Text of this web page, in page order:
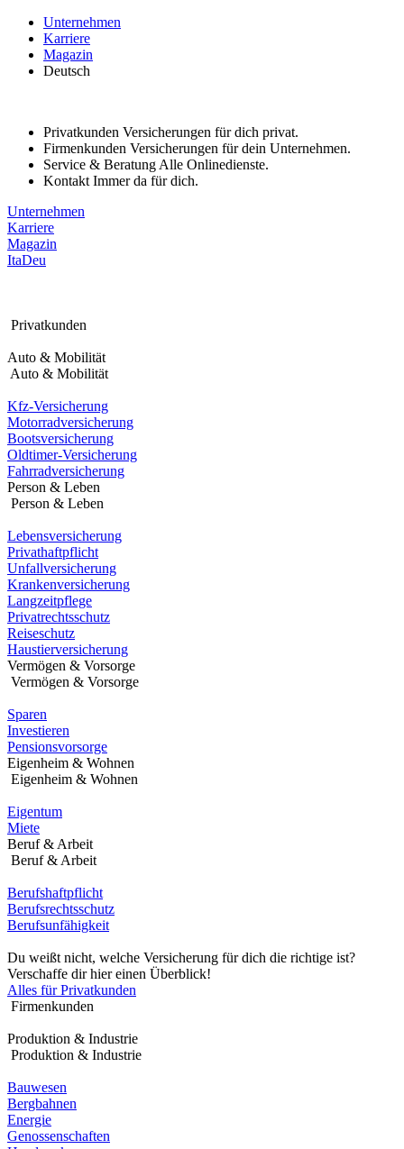
beachten
Diese
Website
Unternehmen
Karriere
Magazin
Deutsch
Privatkunden Versicherungen für dich privat.
Firmenkunden Versicherungen für dein Unternehmen.
Service & Beratung Alle Onlinedienste.
Kontakt Immer da für dich.
Unternehmen
Karriere
Magazin
ItaDeu
Privatkunden
Auto & Mobilität
Auto & Mobilität
Kfz-Versicherung
Motorradversicherung
Bootsversicherung
Oldtimer-Versicherung
Fahrradversicherung
Person & Leben
Person & Leben
Lebensversicherung
Privathaftpflicht
Unfallversicherung
Krankenversicherung
Langzeitpflege
Privatrechtsschutz
Reiseschutz
Haustierversicherung
Vermögen & Vorsorge
Vermögen & Vorsorge
Sparen
Investieren
Pensionsvorsorge
Eigenheim & Wohnen
Eigenheim & Wohnen
Eigentum
Miete
Beruf & Arbeit
Beruf & Arbeit
Berufshaftpflicht
Berufsrechtsschutz
Berufsunfähigkeit
Du weißt nicht, welche Versicherung für dich die richtige ist?
Verschaffe dir hier einen Überblick!
Alles für Privatkunden
Firmenkunden
Produktion & Industrie
Produktion & Industrie
Bauwesen
Bergbahnen
Energie
Genossenschaften